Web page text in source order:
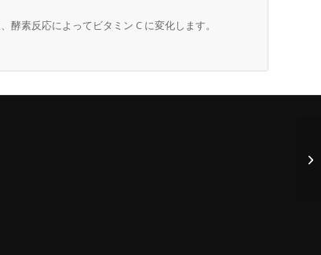
素反応によってビタミン C に変化します。